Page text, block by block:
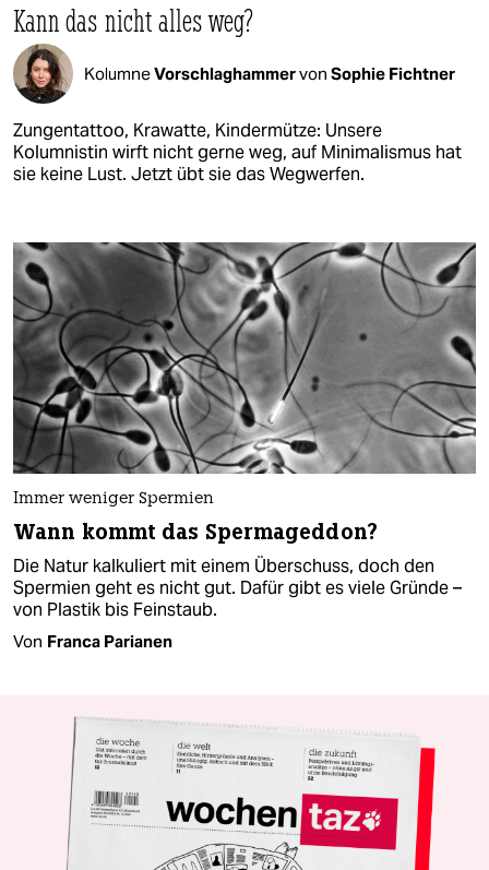
Kann das nicht alles weg?
KolumneVorschlaghammervon Sophie Fichtner
Zungentattoo, Krawatte, Kindermütze: Unsere
Kolumnistin wirft nicht gerne weg, auf Minimalismus hat
sie keine Lust. Jetzt übt sie das Wegwerfen.
Immer weniger Spermien
Wann kommt das Spermageddon?
Die Natur kalkuliert mit einem Überschuss, doch den
Spermien geht es nicht gut. Dafür gibt es viele Gründe –
von Plastik bis Feinstaub.
Von Franca Parianen